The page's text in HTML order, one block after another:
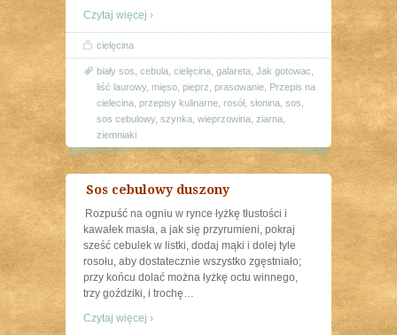
Czytaj więcej ›
cielęcina
biały sos cebula cielęcina galareta Jak gotowac
liść laurowy, mięso pieprz prasowanie Przepis na
cielecina przepisy kulinarne rosół, słonina sos
sos cebulowy, szynka wieprzowina ziarna
ziemniaki
Sos cebulowy duszony
Rozpuść na ogniu w rynce łyżkę tłustości i
kawałek masła, a jak się przyrumieni, pokraj
sześć cebulek w listki, dodaj mąki i dolej tyle
rosołu, aby dostatecznie wszystko zgęstniało;
przy końcu dolać można łyżkę octu winnego,
trzy goździki, i trochę…
Czytaj więcej ›